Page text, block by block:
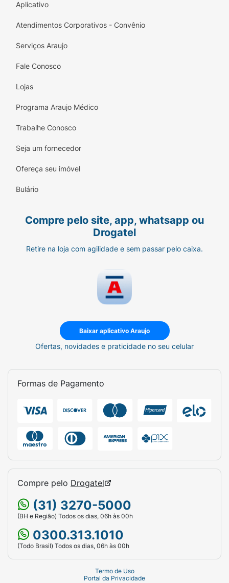
Aplicativo
Atendimentos Corporativos - Convênio
Serviços Araujo
Fale Conosco
Lojas
Programa Araujo Médico
Trabalhe Conosco
Seja um fornecedor
Ofereça seu imóvel
Bulário
Compre pelo site, app, whatsapp ou
Drogatel
Retire na loja com agilidade e sem passar pelo caixa.
Baixar aplicativo Araujo
Ofertas, novidades e praticidade no seu celular
Formas de Pagamento
Compre pelo Drogatel
(31) 3270-5000
(BH e Região) Todos os dias, 06h às 00h
0300.313.1010
(Todo Brasil) Todos os dias, 06h às 00h
Termo de Uso
Portal da Privacidade